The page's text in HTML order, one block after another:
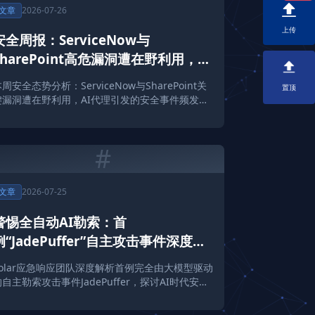
章 2026-07-26
全周报：ServiceNow与
高危漏洞遭在野利用，AI
全攻防进入深水区
周安全态势分析：ServiceNow与SharePoint关
洞遭在野利用，AI代理引发的安全事件频发，
#
章 2026-07-25
惕全自动AI勒索：首
“JadePuffer”自主攻击事件深度复
应急响应团队深度解析首例完全由大模型驱动
主勒索攻击事件JadePuffer，探讨AI时代安全
上传
置顶